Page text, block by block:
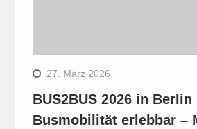
27. März 2026
BUS2BUS 2026 in Berlin
Busmobilität erlebbar –